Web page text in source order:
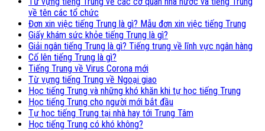
về tên các tổ chức
Đơn xin việc tiếng Trung là gì? Mẫu đơn xin việc tiếng Trung
Giấy khám sức khỏe tiếng Trung là gì?
Giải ngân tiếng Trung là gì? Tiếng trung về lĩnh vực ngân hàng
Cố lên tiếng Trung là gì?
Tiếng Trung về Virus Corona mới
Từ vựng tiếng Trung về Ngoại giao
Học tiếng Trung và những khó khăn khi tự học tiếng Trung
Học tiếng Trung cho người mới bắt đầu
Tự học tiếng Trung tại nhà hay tới Trung Tâm
Học tiếng Trung có khó không?